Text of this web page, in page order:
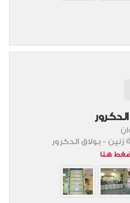
- بولاق الدكرور
هنا